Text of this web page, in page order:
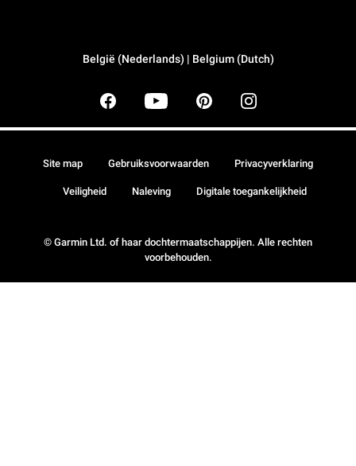
België (Nederlands) | Belgium (Dutch)
© Garmin Ltd. of haar dochtermaatschappijen. Alle rechten
voorbehouden.
Site map Gebruiksvoorwaarden Privacyverklaring
Veiligheid Naleving Digitale toegankelijkheid